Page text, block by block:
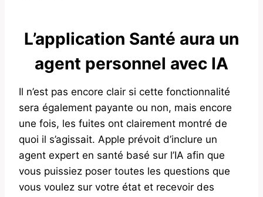
L’application Santé aura un
agent personnel avec IA
Il n’est pas encore clair si cette fonctionnalité
sera également payante ou non, mais encore
une fois, les fuites ont clairement montré de
quoi il s’agissait. Apple prévoit d’inclure un
agent expert en santé basé sur l’IA afin que
vous puissiez poser toutes les questions que
vous voulez sur votre état et recevoir des